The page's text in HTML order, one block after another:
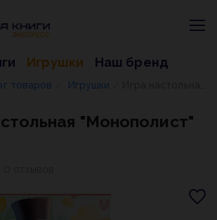
Игрушки Наш бренд
товаров Игрушки
"Монополист"